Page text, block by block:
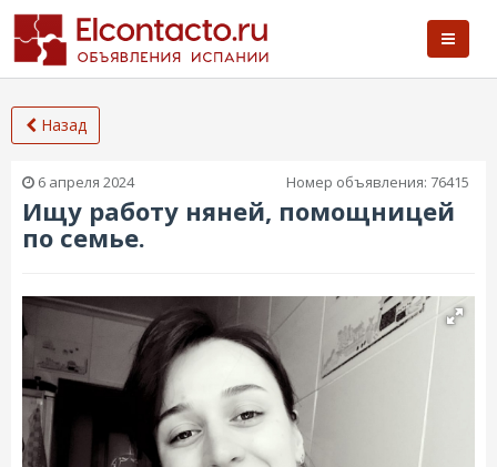
Назад
6 апреля 2024 Номер объявления: 76415
Ищу работу няней, помощницей
по семье.